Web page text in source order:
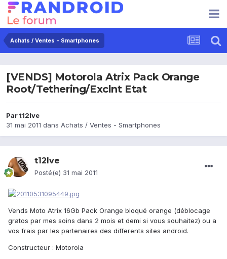
Achats / Ventes - Smartphones
[VENDS] Motorola Atrix Pack Orange
Root/Tethering/Exclnt Etat
Part12lve
31 mai 2011 dans Achats / Ventes - Smartphones
t12lve
Posté(e) 31 mai 2011
Vends Moto Atrix 16Gb Pack Orange bloqué orange (déblocage
gratos par mes soins dans 2 mois et demi si vous souhaitez) ou a
vos frais par les partenaires des differents sites android.
Constructeur : Motorola